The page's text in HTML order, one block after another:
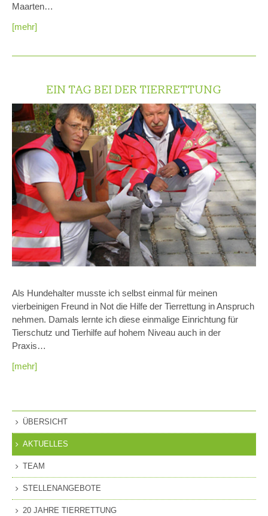
Maarten…
[mehr]
EIN TAG BEI DER TIERRETTUNG
Als Hundehalter musste ich selbst einmal für meinen
vierbeinigen Freund in Not die Hilfe der Tierrettung in Anspruch
nehmen. Damals lernte ich diese einmalige Einrichtung für
Tierschutz und Tierhilfe auf hohem Niveau auch in der
Praxis…
[mehr]
ÜBERSICHT
AKTUELLES
TEAM
STELLENANGEBOTE
20 JAHRE TIERRETTUNG